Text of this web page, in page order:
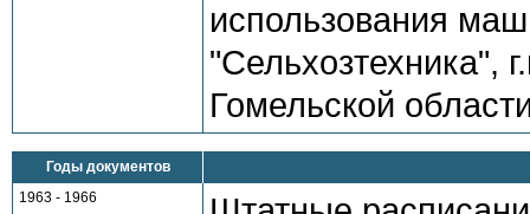
использования
"Сельхозтехника",
Гомельской
Годы документов
1963 - 1966